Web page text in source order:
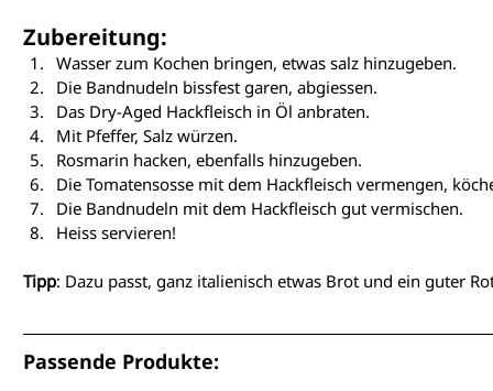
Zubereitung:
Wasser zum Kochen bringen, etwas salz hinzugeben.
Die Bandnudeln bissfest garen, abgiessen.
Das Dry-Aged Hackfleisch in Öl anbraten.
Mit Pfeffer, Salz würzen.
Rosmarin hacken, ebenfalls hinzugeben.
Die Tomatensosse mit dem Hackfleisch vermengen,
Die Bandnudeln mit dem Hackfleisch gut vermischen.
Heiss servieren!
Tipp: Dazu passt, ganz italienisch etwas Brot und ein guter
Passende Produkte: